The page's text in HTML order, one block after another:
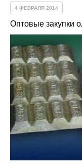
4 ФЕВРАЛЯ 2014
Оптовые закупки